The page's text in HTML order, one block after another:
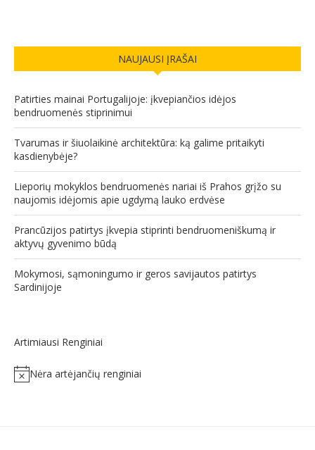
NAUJAUSI ĮRAŠAI
Patirties mainai Portugalijoje: įkvepiančios idėjos
bendruomenės stiprinimui
Tvarumas ir šiuolaikinė architektūra: ką galime pritaikyti
kasdienybėje?
Lieporių mokyklos bendruomenės nariai iš Prahos grįžo su
naujomis idėjomis apie ugdymą lauko erdvėse
Prancūzijos patirtys įkvepia stiprinti bendruomeniškumą ir
aktyvų gyvenimo būdą
Mokymosi, sąmoningumo ir geros savijautos patirtys
Sardinijoje
Artimiausi Renginiai
NoticeNėra artėjančių renginiai